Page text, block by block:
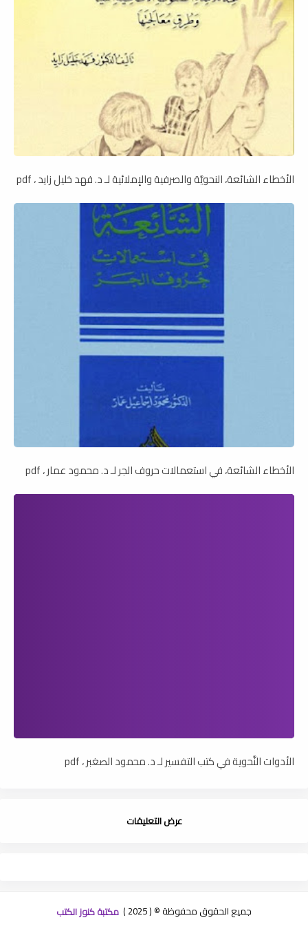
الأخطاء الشائعة، النحويَّة والصرفية والإملائية لـ د. فهد خليل زايد ، pdf
الأخطاء الشائعة، في استعمالات حروف الجر لـ د. محمود عمار ، pdf
الأدوات النَّحوية في كتب التفسير لـ د. محمود الصغبر ، pdf
عرض التعليقات
جميع الحقوق محفوظة © ( 2025 ) مكتبة كنوز الكتب